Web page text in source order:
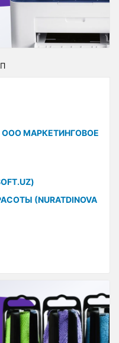
ООО МАРКЕТИНГОВОЕ
(NURATDINOVA